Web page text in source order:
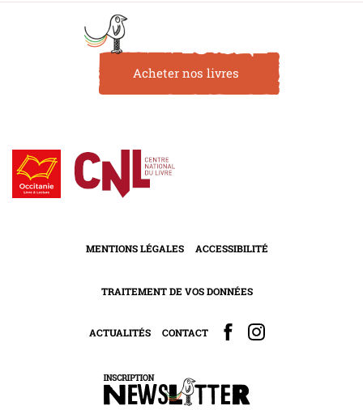
Acheter nos livres
MENTIONS LÉGALES ACCESSIBILITÉ
TRAITEMENT DE VOS DONNÉES
ACTUALITÉS CONTACT